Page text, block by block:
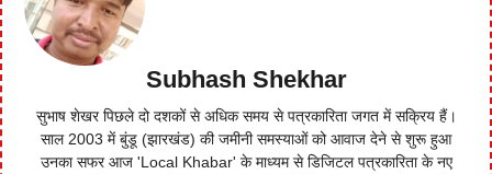
Subhash Shekhar
सुभाष शेखर पिछले दो दशकों से अधिक समय से पत्रकारिता जगत में सक्रिय हैं।
साल 2003 में बुंडू (झारखंड) की जमीनी समस्याओं को आवाज देने से शुरू हुआ
उनका सफर आज 'Local Khabar' के माध्यम से डिजिटल पत्रकारिता के नए